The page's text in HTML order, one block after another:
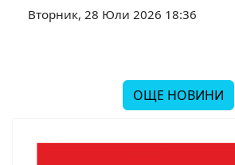
Вторник, 28 Юли 2026 18:36
ОЩЕ НОВИНИ